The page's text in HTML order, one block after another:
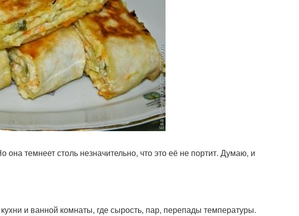
она темнеет столь незначительно, что это её не портит. Думаю, и
и ванной комнаты, где сырость, пар, перепады температуры.